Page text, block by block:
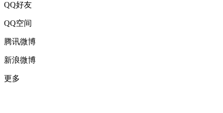
QQ好友
QQ空间
腾讯微博
新浪微博
更多